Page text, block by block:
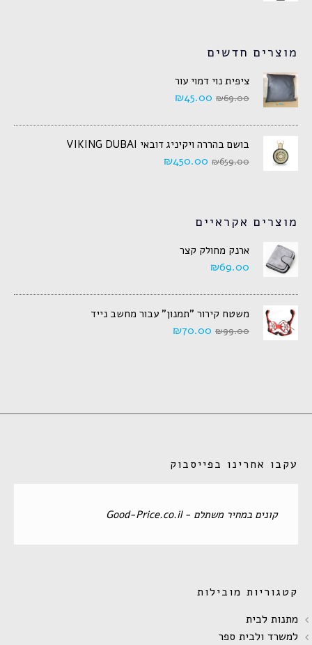
מוצרים חדשים
ציפית נוי דמוי עור
₪69.00
₪45.00
בושם בהררה ויקיניג דובאי VIKING DUBAI
₪659.00
₪450.00
מוצרים אקראיים
ארנק מחולק קצר
₪69.00
משטח קירור "תמנון" עבור מחשב נייד
₪99.00
₪70.00
עקבו אחרינו בפייסבוק
‏קונים במחיר משתלם - Good-Price.co.il‏
קטגוריות מובילות
מתנות לבית
למשרד ולבית ספר